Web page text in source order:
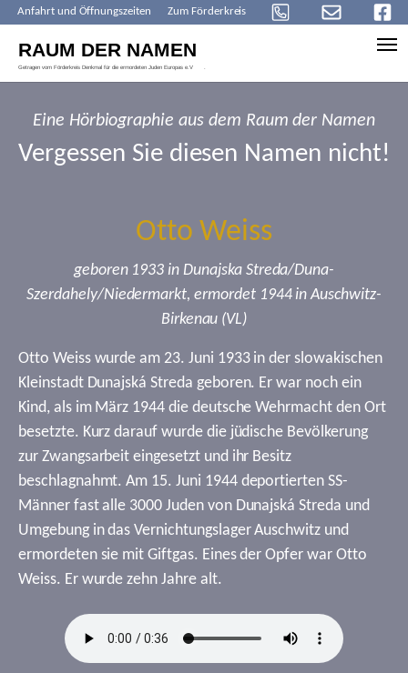
Anfahrt und Öffnungszeiten Zum Förderkreis
Eine Hörbiographie aus dem Raum der Namen
Vergessen Sie diesen Namen nicht!
Otto Weiss
geboren 1933 in Dunajska Streda/Duna-
Szerdahely/Niedermarkt, ermordet 1944 in Auschwitz-
Birkenau (VL)
Otto Weiss wurde am 23. Juni 1933 in der slowakischen
Kleinstadt Dunajská Streda geboren. Er war noch ein
Kind, als im März 1944 die deutsche Wehrmacht den Ort
besetzte. Kurz darauf wurde die jüdische Bevölkerung
zur Zwangsarbeit eingesetzt und ihr Besitz
beschlagnahmt. Am 15. Juni 1944 deportierten SS-
Männer fast alle 3000 Juden von Dunajská Streda und
Umgebung in das Vernichtungslager Auschwitz und
ermordeten sie mit Giftgas. Eines der Opfer war Otto
Weiss. Er wurde zehn Jahre alt.